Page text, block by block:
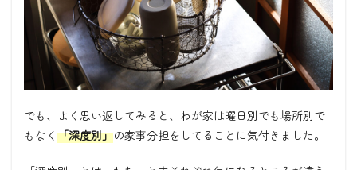
でも、よく思い返してみると、わが家は曜日別でも場所別で
もなく 「深度別」の家事分担をしてることに気付きました。